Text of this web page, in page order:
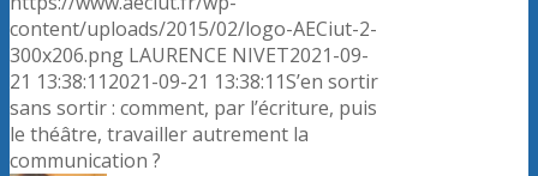
content/uploads/2015/02/logo-AECiut-2-
300x206.png LAURENCE NIVET2021-09-
21 13:38:112021-09-21 13:38:11S’en sortir
sans sortir : comment, par l’écriture, puis
le théâtre, travailler autrement la
communication ?